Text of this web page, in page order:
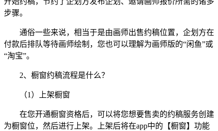
步骤。
通俗一些来说，相当于是由画师出售约稿位置，企划方在
付款后排队等待画师绘制，您也可以理解为画师版的“闲鱼”或
“淘宝”。
2、橱窗约稿流程是什么？
（1）上架橱窗
在您开通橱窗资格后，可以将您想要售卖的约稿服务创建
为橱窗位，然后进行上架。上架后将在app中的【橱窗】功能